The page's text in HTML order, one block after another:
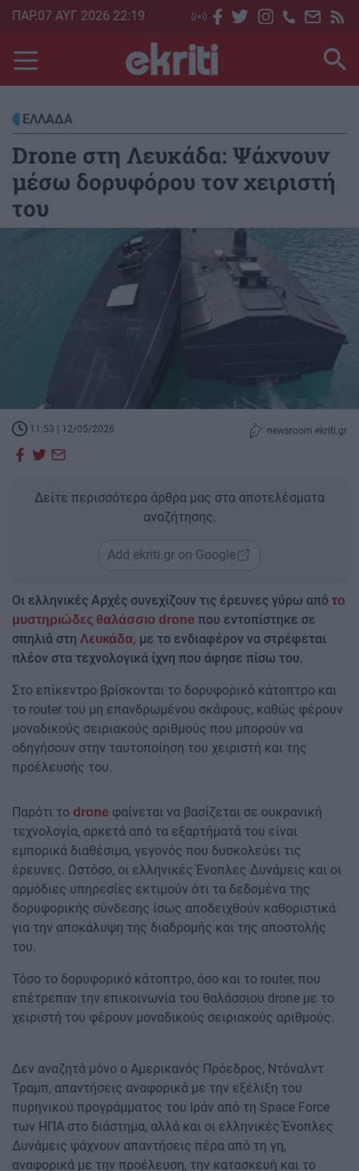
Skip
main
content
ΠΑΡ.07 ΑΥΓ 2026 22:19
ΕΛΛΑΔΑ
Drone στη Λευκάδα: Ψάχνουν
μέσω δορυφόρου τον χειριστή
του
11:53 | 12/05/2026 newsroom ekriti.gr
Δείτε περισσότερα άρθρα μας στα αποτελέσματα
αναζήτησης.
Add ekriti.gr on Google
Οι ελληνικές Αρχές συνεχίζουν τις έρευνες γύρω από το
μυστηριώδες θαλάσσιο drone που εντοπίστηκε σε
σπηλιά στη Λευκάδα, με το ενδιαφέρον να στρέφεται
πλέον στα τεχνολογικά ίχνη που άφησε πίσω του.
Στο επίκεντρο βρίσκονται το δορυφορικό κάτοπτρο και
το router του μη επανδρωμένου σκάφους, καθώς φέρουν
μοναδικούς σειριακούς αριθμούς που μπορούν να
οδηγήσουν στην ταυτοποίηση του χειριστή και της
προέλευσής του.
Παρότι το drone φαίνεται να βασίζεται σε ουκρανική
τεχνολογία, αρκετά από τα εξαρτήματά του είναι
εμπορικά διαθέσιμα, γεγονός που δυσκολεύει τις
έρευνες. Ωστόσο, οι ελληνικές Ένοπλες Δυνάμεις και οι
αρμόδιες υπηρεσίες εκτιμούν ότι τα δεδομένα της
δορυφορικής σύνδεσης ίσως αποδειχθούν καθοριστικά
για την αποκάλυψη της διαδρομής και της αποστολής
του.
Τόσο το δορυφορικό κάτοπτρο, όσο και το router, που
επέτρεπαν την επικοινωνία του θαλάσσιου drone με το
χειριστή του φέρουν μοναδικούς σειριακούς αριθμούς.
Δεν αναζητά μόνο ο Αμερικανός Πρόεδρος, Ντόναλντ
Τραμπ, απαντήσεις αναφορικά με την εξέλιξη του
πυρηνικού προγράμματος του Ιράν από τη Space Force
των ΗΠΑ στο διάστημα, αλλά και οι ελληνικές Ένοπλες
Δυνάμεις ψάχνουν απαντήσεις πέρα από τη γη,
αναφορικά με την προέλευση, την κατασκευή και το